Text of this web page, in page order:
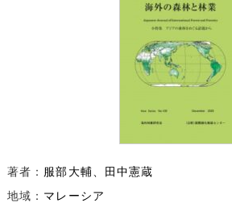
著者： 服部大輔
田中憲蔵
地域： マレーシア